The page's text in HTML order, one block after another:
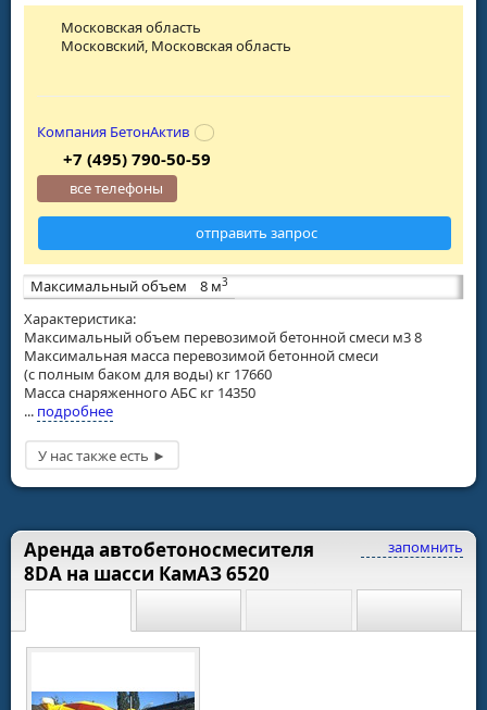
Максимальный объем 8 м3
Характеристика:
Максимальный объем перевозимой бетонной смеси м3 8
Максимальная масса перевозимой бетонной смеси
(с полным баком для воды) кг 17660
Масса снаряженного АБС кг 14350
... подробнее
Московская область
Московский, Московская область
Компания БетонАктив
+7 (495) 790-50-59
все телефоны
отправить запрос
запомнить
Аренда автобетоносмесителя
8DA на шасси КамАЗ 6520